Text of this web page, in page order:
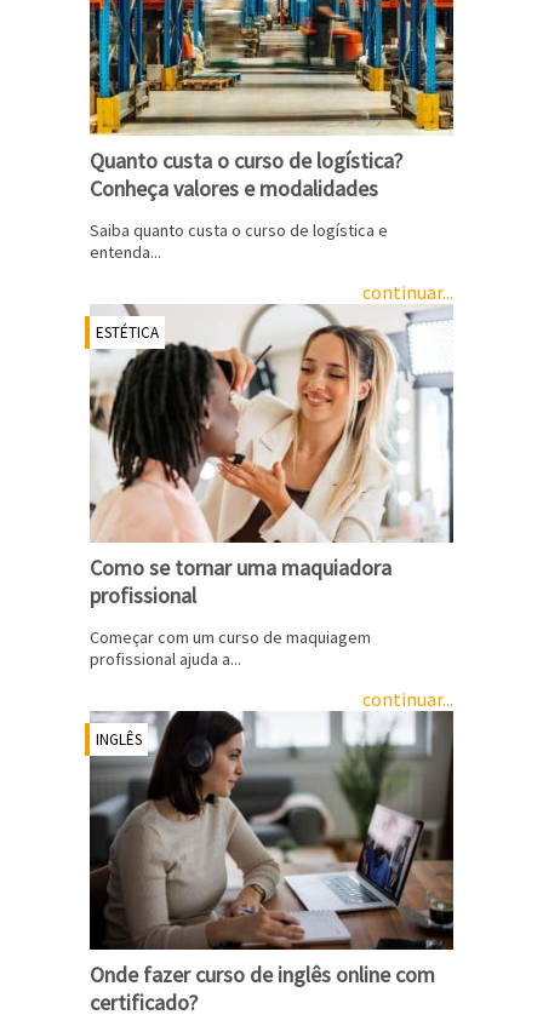
Quanto custa o curso de logística?
Conheça valores e modalidades
Saiba quanto custa o curso de logística e
entenda...
continuar...
ESTÉTICA
Como se tornar uma maquiadora
profissional
Começar com um curso de maquiagem
profissional ajuda a...
continuar...
INGLÊS
Onde fazer curso de inglês online com
certificado?